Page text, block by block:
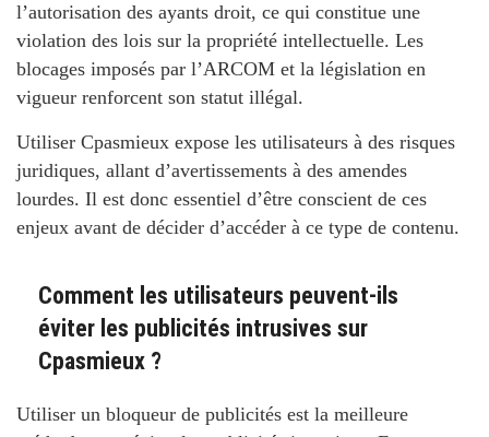
l’autorisation des ayants droit, ce qui constitue une
violation des lois sur la propriété intellectuelle. Les
blocages imposés par l’ARCOM et la législation en
vigueur renforcent son statut illégal.
Utiliser Cpasmieux expose les utilisateurs à des risques
juridiques, allant d’avertissements à des amendes
lourdes. Il est donc essentiel d’être conscient de ces
enjeux avant de décider d’accéder à ce type de contenu.
Comment les utilisateurs peuvent-ils
éviter les publicités intrusives sur
Cpasmieux ?
Utiliser un bloqueur de publicités est la meilleure